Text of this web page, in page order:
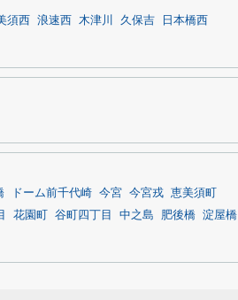
須西 浪速西 木津川 久保吉
日本橋西
ドーム前千代崎 今宮 今宮戎 恵美須町
花園町 谷町四丁目 中之島 肥後橋 淀屋橋